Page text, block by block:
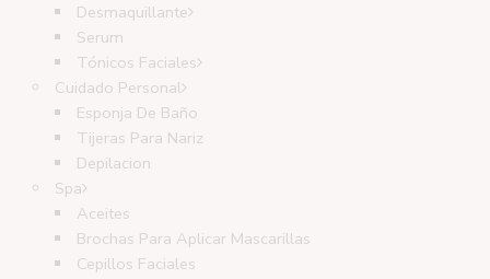
Desmaquillante
Serum
Tónicos Faciales
Cuidado Personal
Esponja De Baño
Tijeras Para Nariz
Depilacion
Spa
Aceites
Brochas Para Aplicar Mascarillas
Cepillos Faciales